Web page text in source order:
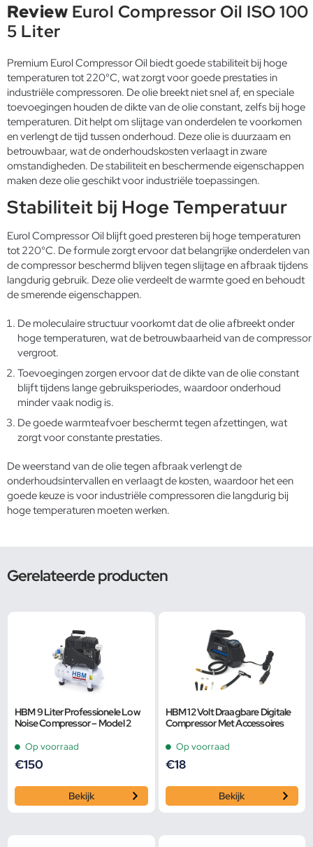
Review Eurol Compressor Oil ISO 100
5 Liter
Premium Eurol Compressor Oil biedt goede stabiliteit bij hoge
temperaturen tot 220°C, wat zorgt voor goede prestaties in
industriële compressoren. De olie breekt niet snel af, en speciale
toevoegingen houden de dikte van de olie constant, zelfs bij hoge
temperaturen. Dit helpt om slijtage van onderdelen te voorkomen
en verlengt de tijd tussen onderhoud. Deze olie is duurzaam en
betrouwbaar, wat de onderhoudskosten verlaagt in zware
omstandigheden. De stabiliteit en beschermende eigenschappen
maken deze olie geschikt voor industriële toepassingen.
Stabiliteit bij Hoge Temperatuur
Eurol Compressor Oil blijft goed presteren bij hoge temperaturen
tot 220°C. De formule zorgt ervoor dat belangrijke onderdelen van
de compressor beschermd blijven tegen slijtage en afbraak tijdens
langdurig gebruik. Deze olie verdeelt de warmte goed en behoudt
de smerende eigenschappen.
De moleculaire structuur voorkomt dat de olie afbreekt onder
hoge temperaturen, wat de betrouwbaarheid van de compressor
vergroot.
Toevoegingen zorgen ervoor dat de dikte van de olie constant
blijft tijdens lange gebruiksperiodes, waardoor onderhoud
minder vaak nodig is.
De goede warmteafvoer beschermt tegen afzettingen, wat
zorgt voor constante prestaties.
De weerstand van de olie tegen afbraak verlengt de
onderhoudsintervallen en verlaagt de kosten, waardoor het een
goede keuze is voor industriële compressoren die langdurig bij
hoge temperaturen moeten werken.
Gerelateerde producten
HBM 9 Liter Professionele Low
Noise Compressor – Model 2
Op voorraad
€150
Bekijk
HBM 12 Volt Draagbare Digitale
Compressor Met Accessoires
Op voorraad
€18
Bekijk